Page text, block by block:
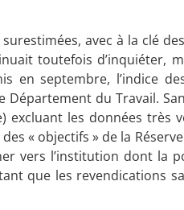
avec à la clé
toutefois d’inquiéter,
en septembre, l’indice
Département du Travail.
excluant les données très
« objectifs » de la
vers l’institution dont la
que les revendications